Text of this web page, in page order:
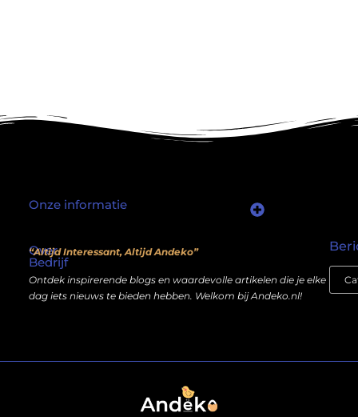
Over
Bedrijf
“Altijd Interessant, Altijd Andeko”
Ontdek inspirerende blogs en waardevolle artikelen die je elke
dag iets nieuws te bieden hebben. Welkom bij Andeko.nl!
Onze informatie